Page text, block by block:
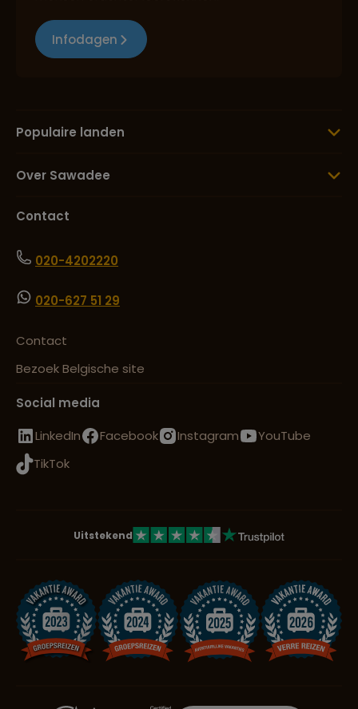
Infodagen
Populaire landen
Over Sawadee
Contact
020-4202220
020-627 51 29
Contact
Bezoek Belgische site
Social media
LinkedIn
Facebook Instagram
YouTube
TikTok
Uitstekend